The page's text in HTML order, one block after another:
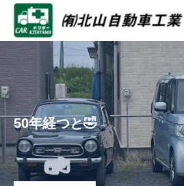
50年経つと🤣